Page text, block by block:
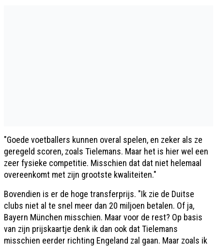
"Goede voetballers kunnen overal spelen, en zeker als ze
geregeld scoren, zoals Tielemans. Maar het is hier wel een
zeer fysieke competitie. Misschien dat dat niet helemaal
overeenkomt met zijn grootste kwaliteiten."
Bovendien is er de hoge transferprijs. "Ik zie de Duitse
clubs niet al te snel meer dan 20 miljoen betalen. Of ja,
Bayern München misschien. Maar voor de rest? Op basis
van zijn prijskaartje denk ik dan ook dat Tielemans
misschien eerder richting Engeland zal gaan. Maar zoals ik